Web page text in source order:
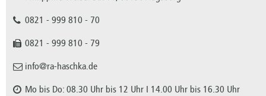
0821 - 999 810 - 70
0821 - 999 810 - 79
info@ra-haschka.de
Mo bis Do: 08.30 Uhr bis 12 Uhr I 14.00 Uhr bis 16.30 Uhr